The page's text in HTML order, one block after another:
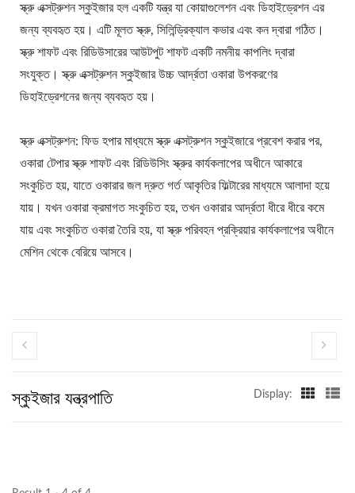
কারখানা, টফু উৎপাদন লাইন, টফু
উৎপাদন লাইনের দাম, টফু মেকার,
ভেগান মিট মেশিন, ভেগান মিট
উৎপাদন লাইন, সবজি টফু যন্ত্রপাতি
এবং সরঞ্জাম, ফুড মেশিনখাদ্য
নিরাপত্তায় সর্বোচ্চ অগ্রাধিকার সহ
স্বয়ংক্রিয় টোফু এবং সোয়ামিল্ক
তৈরির যন্ত্রপাতির নেতা।
স্ক্রু এক্সট্রুশন স্কুইজার হল একটি যন্ত্র যা কোয়াগুলেশন এবং ডিহাইড্রেশন এর
জন্য ব্যবহৃত হয়। এটি মূলত স্ক্রু, সিলিন্ড্রিক্যাল কভার এবং কন দ্বারা গঠিত।
স্ক্রু শাফট এবং রিডিউসারের আউটপুট শাফট একটি নমনীয় কাপলিং দ্বারা
সংযুক্ত। স্ক্রু এক্সট্রুশন স্কুইজার উচ্চ আর্দ্রতা ওকারা উপকরণের
ডিহাইড্রেশনের জন্য ব্যবহৃত হয়।
স্ক্রু এক্সট্রুশন: ফিড হপার মাধ্যমে স্ক্রু এক্সট্রুশন স্কুইজারে প্রবেশ করার পর,
ওকারা টেপার স্ক্রু শাফট এবং রিডিউসিং স্ক্রুর কার্যকলাপের অধীনে আকারে
সংকুচিত হয়, যাতে ওকারার জল দ্রুত গর্ত আকৃতির ফিল্টারের মাধ্যমে আলাদা হয়ে
যায়। যখন ওকারা ক্রমাগত সংকুচিত হয়, তখন ওকারার আর্দ্রতা ধীরে ধীরে কমে
যায় এবং সংকুচিত ওকারা তৈরি হয়, যা স্ক্রু পরিবহন প্রক্রিয়ার কার্যকলাপের অধীনে
মেশিন থেকে বেরিয়ে আসবে।
স্কুইজার যন্ত্রপাতি Display: